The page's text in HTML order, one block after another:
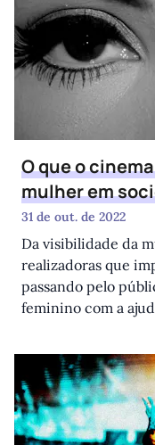
O que o
mulher em
31 de out. de 2022
Da visibilidade da
realizadoras que
passando pelo
feminino com a